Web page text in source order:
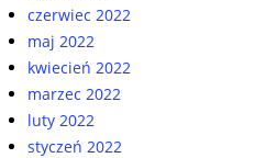
czerwiec 2022
maj 2022
kwiecień 2022
marzec 2022
luty 2022
styczeń 2022